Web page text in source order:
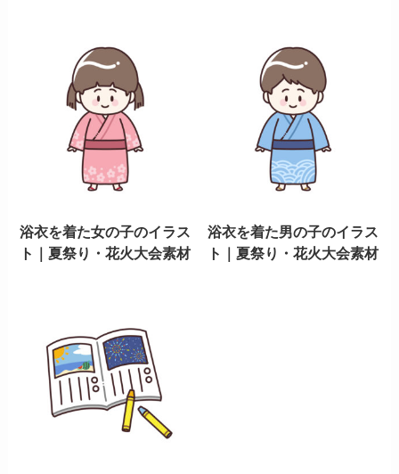
浴衣を着た女の子のイラス
ト｜夏祭り・花火大会素材
浴衣を着た男の子のイラス
ト｜夏祭り・花火大会素材